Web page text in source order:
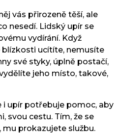
vás přirozeně těší, ale
nesedí. Lidský upír se
vydírání. Když
ucítíte, nemusíte
své styky, úplně postačí,
jeho místo, takové,
i upír potřebuje pomoc, aby
svou cestu. Tím, že se
mu prokazujete službu.